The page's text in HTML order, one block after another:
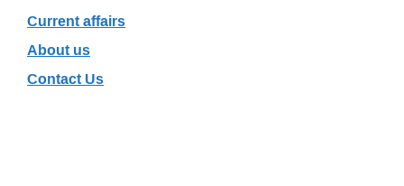
Current affairs
About us
Contact Us